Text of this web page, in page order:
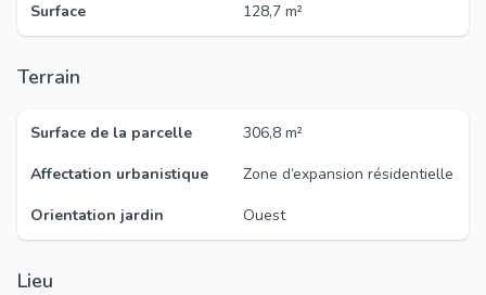
Surface
128,7 m²
Terrain
Surface de la parcelle
306,8 m²
Affectation urbanistique
Zone d’expansion résidentielle
Orientation jardin
Ouest
Lieu